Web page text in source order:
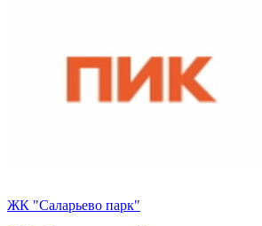
ЖК "Саларьево парк"